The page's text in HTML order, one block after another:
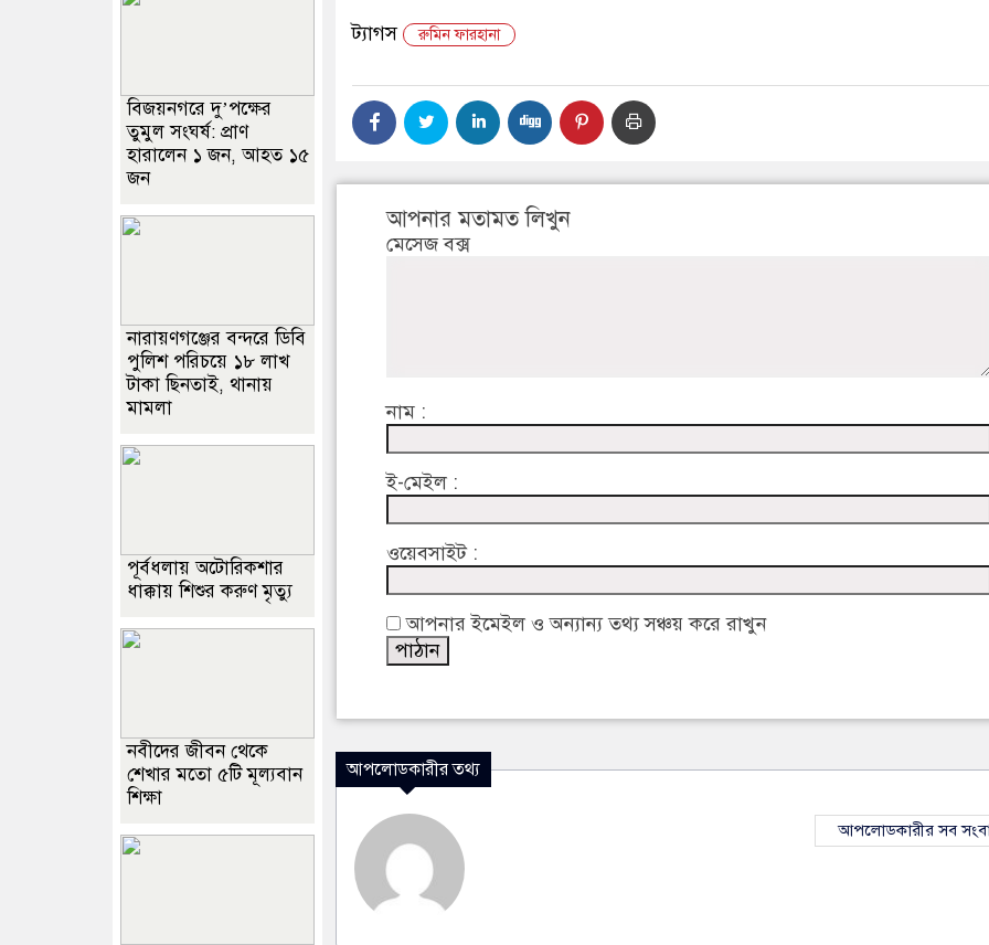
ট্যাগস
রুমিন ফারহানা
আপনার মতামত লিখুন
মেসেজ বক্স
নাম :
ই-মেইল :
ওয়েবসাইট :
আপনার ইমেইল ও অন্যান্য তথ্য সঞ্চয় করে রাখুন
আপলোডকারীর তথ্য
আপলোডকারীর সব
বিজয়নগরে দু’পক্ষের
তুমুল সংঘর্ষ: প্রাণ
হারালেন ১ জন, আহত ১৫
জন
নারায়ণগঞ্জের বন্দরে ডিবি
পুলিশ পরিচয়ে ১৮ লাখ
টাকা ছিনতাই, থানায়
মামলা
পূর্বধলায় অটোরিকশার
ধাক্কায় শিশুর করুণ মৃত্যু
নবীদের জীবন থেকে
শেখার মতো ৫টি মূল্যবান
শিক্ষা